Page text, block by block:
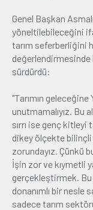
Genel Başkan
yöneltilebileceğini
tarım seferberliğini
değerlendirmesinde
sürdürdü:
"Tarımın geleceğine
unutmamalıyız. Bu
sırrı ise genç
dikey ölçekte
zorundayız. Çünkü
İşin zor ve kıymetli
gerçekleştirmek.
donanımlı bir nesle
sadece tarım